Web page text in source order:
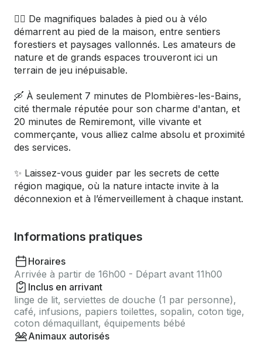
🚴‍♂️ De magnifiques balades à pied ou à vélo
démarrent au pied de la maison, entre sentiers
forestiers et paysages vallonnés. Les amateurs de
nature et de grands espaces trouveront ici un
terrain de jeu inépuisable.
🛶 À seulement 7 minutes de Plombières-les-Bains,
cité thermale réputée pour son charme d'antan, et
20 minutes de Remiremont, ville vivante et
commerçante, vous alliez calme absolu et proximité
des services.
✨ Laissez-vous guider par les secrets de cette
région magique, où la nature intacte invite à la
déconnexion et à l’émerveillement à chaque instant.
Informations pratiques
Horaires
Arrivée à partir de 16h00 - Départ avant 11h00
Inclus en arrivant
linge de lit, serviettes de douche (1 par personne),
café, infusions, papiers toilettes, sopalin, coton tige,
coton démaquillant, équipements bébé
Animaux autorisés